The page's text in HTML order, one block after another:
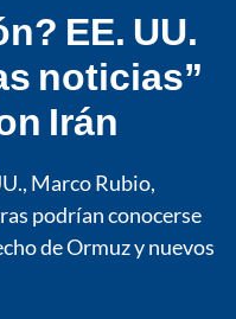
EE. UU.
noticias”
Irán
Marco Rubio,
podrían conocerse
de Ormuz y nuevos